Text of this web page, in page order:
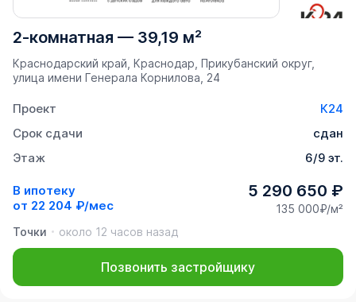
2-комнатная — 39,19 м²
Краснодарский край, Краснодар, Прикубанский округ,
улица имени Генерала Корнилова, 24
Проект
К24
Срок сдачи
сдан
Этаж
6/9 эт.
В ипотеку
от 22 204 ₽/мес
5 290 650 ₽
135 000₽/м²
Точки
около 12 часов назад
Позвонить застройщику